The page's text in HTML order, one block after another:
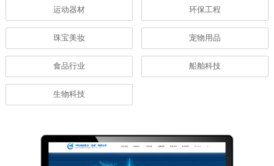
运动器材 环保工程
珠宝美妆 宠物用品
食品行业 船舶科技
生物科技